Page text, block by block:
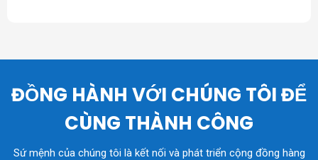
ĐỒNG HÀNH VỚI CHÚNG TÔI ĐỂ
CÙNG THÀNH CÔNG
Sứ mệnh của chúng tôi là kết nối và phát triển cộng đồng hàng